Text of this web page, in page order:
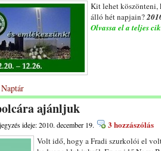
Kit lehet köszönteni,
álló hét napjain?
Olvassa el a teljes
Naptár
ajánljuk
ideje: 2010. december 19. 3 hozzászólás
Volt idő, hogy a Fradi szurkolói el